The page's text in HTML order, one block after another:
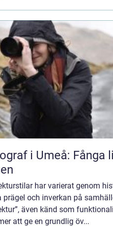
i Umeå: Fånga
har varierat genom
prägel och inverkan på
även känd som
att ge en grundlig öv...